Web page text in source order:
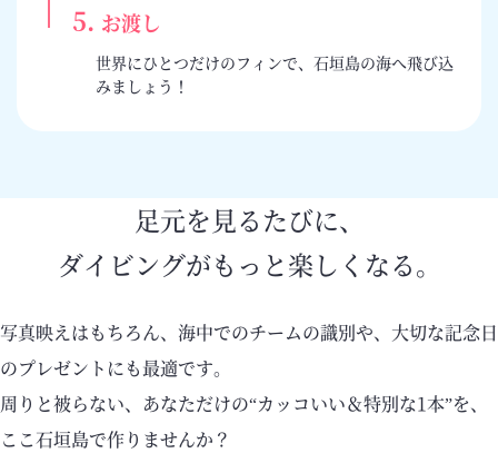
5. お渡し
世界にひとつだけのフィンで、石垣島の海へ飛び込
みましょう！
足元を見るたびに、
ダイビングがもっと楽しくなる。
写真映えはもちろん、海中でのチームの識別や、大切な記念日
のプレゼントにも最適です。
周りと被らない、あなただけの“カッコいい＆特別な1本”を、
ここ石垣島で作りませんか？